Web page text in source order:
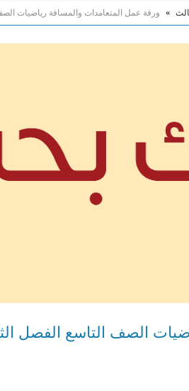
» ورقة عمل المتعامدات والمسافة رياضيات
الصف التاسع الفصل